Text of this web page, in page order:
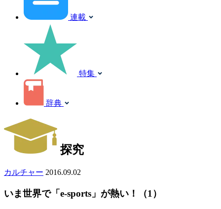
連載
特集
辞典
探究
カルチャー 2016.09.02
いま世界で「e-sports」が熱い！（1）